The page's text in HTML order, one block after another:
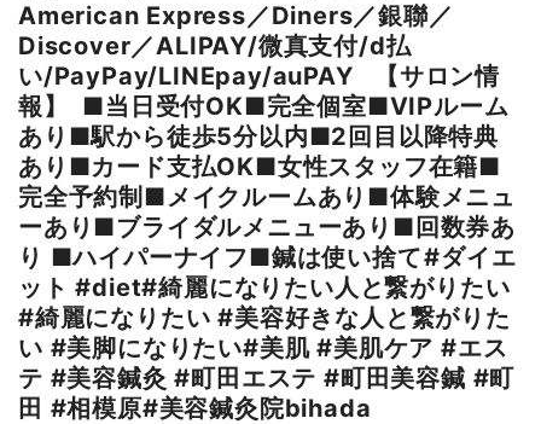
American Express／Diners／銀聯／
Discover／ALIPAY/微真支付/d払
い/PayPay/LINEpay/auPAY 【サロン情
報】 ■当日受付OK■完全個室■VIPルーム
あり■駅から徒歩5分以内■2回目以降特典
あり■カード支払OK■女性スタッフ在籍■
完全予約制■メイクルームあり■体験メニュ
ーあり■ブライダルメニューあり■回数券あ
り ■ハイパーナイフ■鍼は使い捨て⁡⁡#ダイエ
ット #diet#綺麗になりたい人と繋がりたい
#綺麗になりたい #美容好きな人と繋がりた
い #美脚になりたい#美肌 #美肌ケア #エス
テ #美容鍼灸 #町田エステ #町田美容鍼 #町
田 #相模原#美容鍼灸院bihada